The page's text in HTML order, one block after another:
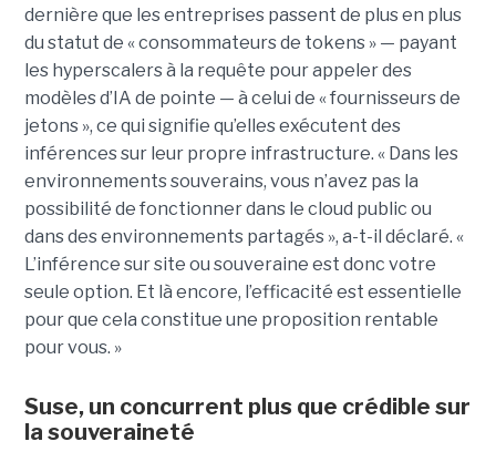
dernière que les entreprises passent de plus en plus
du statut de « consommateurs de tokens » — payant
les hyperscalers à la requête pour appeler des
modèles d’IA de pointe — à celui de « fournisseurs de
jetons », ce qui signifie qu’elles exécutent des
inférences sur leur propre infrastructure. « Dans les
environnements souverains, vous n’avez pas la
possibilité de fonctionner dans le cloud public ou
dans des environnements partagés », a-t-il déclaré. «
L’inférence sur site ou souveraine est donc votre
seule option. Et là encore, l’efficacité est essentielle
pour que cela constitue une proposition rentable
pour vous. »
Suse, un concurrent plus que crédible sur
la souveraineté